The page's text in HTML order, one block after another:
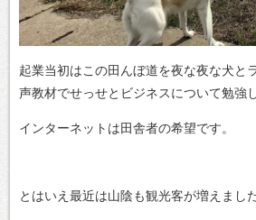
起業当初はこの田んぼ道を夜な夜な犬と
声教材でせっせとビジネスについて勉強
インターネットは田舎者の希望です。
とはいえ最近は山陰も観光客が増えました